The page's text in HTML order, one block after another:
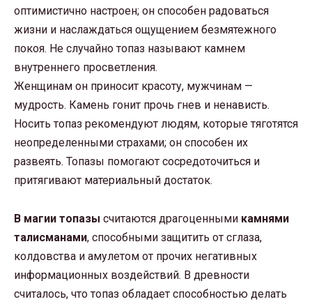
оптимистично настроен; он способен радоваться
жизни и наслаждаться ощущением безмятежного
покоя. Не случайно топаз называют камнем
внутреннего просветления.
Женщинам он приносит красоту, мужчинам —
мудрость. Камень гонит прочь гнев и ненависть.
Носить топаз рекомендуют людям, которые тяготятся
неопределенными страхами; он способен их
развеять. Топазы помогают сосредоточиться и
притягивают материальный достаток.
В магии топазы считаются драгоценными камнями
талисманами, способными защитить от сглаза,
колдовства и амулетом от прочих негативных
информационных воздействий. В древности
считалось, что топаз обладает способностью делать